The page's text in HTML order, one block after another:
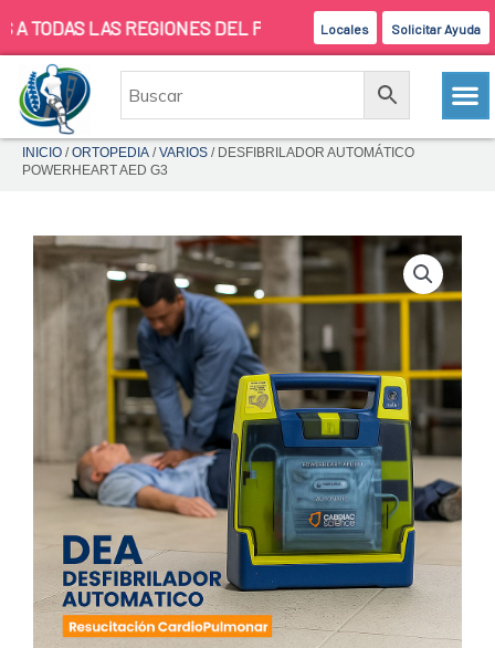
al
contenido
LAS REGIONES DEL PAIS Locales Solicitar Ayuda
INICIO /ORTOPEDIA /VARIOS / DESFIBRILADOR AUTOMÁTICO
POWERHEART AED G3